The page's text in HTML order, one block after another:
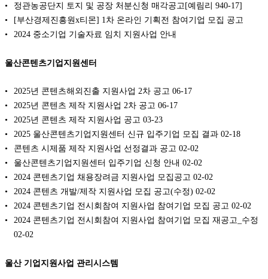
정관농공단지 토지 및 공장 처분신청 매각공고[예림리 940-17]
[부산경제진흥원x티몬] 1차 온라인 기획전 참여기업 모집 공고
2024 중소기업 기술자료 임치 지원사업 안내
울산콘텐츠기업지원센터
2025년 콘텐츠해외진출 지원사업 2차 공고 06-17
2025년 콘텐츠 제작 지원사업 2차 공고 06-17
2025년 콘텐츠 제작 지원사업 공고 03-23
2025 울산콘텐츠기업지원센터 신규 입주기업 모집 결과 02-18
콘텐츠 시제품 제작 지원사업 선정결과 공고 02-02
울산콘텐츠기업지원센터 입주기업 신청 안내 02-02
2024 콘텐츠기업 채용장려금 지원사업 모집공고 02-02
2024 콘텐츠 개발/제작 지원사업 모집 공고(수정) 02-02
2024 콘텐츠기업 전시회참여 지원사업 참여기업 모집 공고 02-02
2024 콘텐츠기업 전시회참여 지원사업 참여기업 모집 재공고_수정
02-02
울산 기업지원사업 관리시스템